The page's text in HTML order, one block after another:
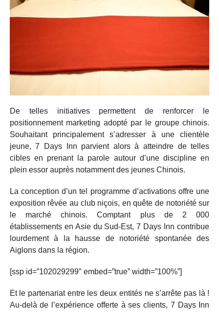
De telles initiatives permettent de renforcer le
positionnement marketing adopté par le groupe chinois.
Souhaitant principalement s’adresser à une clientèle
jeune, 7 Days Inn parvient alors à atteindre de telles
cibles en prenant la parole autour d’une discipline en
plein essor auprès notamment des jeunes Chinois.
La conception d’un tel programme d’activations offre une
exposition rêvée au club niçois, en quête de notoriété sur
le marché chinois. Comptant plus de 2 000
établissements en Asie du Sud-Est, 7 Days Inn contribue
lourdement à la hausse de notoriété spontanée des
Aiglons dans la région.
[ssp id=”102029299″ embed=”true” width=”100%”]
Et le partenariat entre les deux entités ne s’arrête pas là !
Au-delà de l’expérience offerte à ses clients, 7 Days Inn